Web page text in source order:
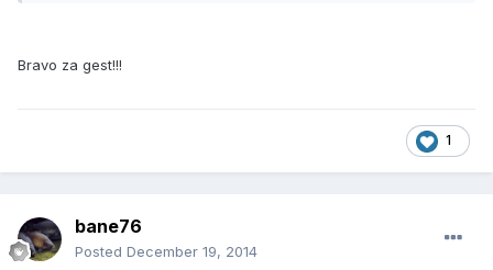
Bravo za gest!!!
1
bane76
Posted December 19, 2014